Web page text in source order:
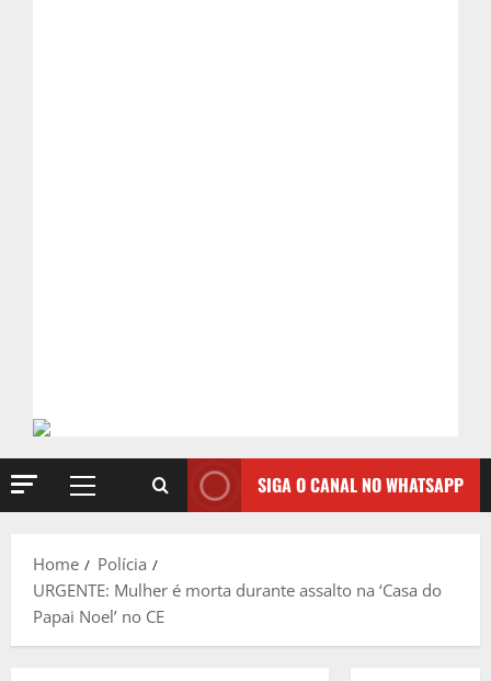
Primary
SIGA O CANAL NO WHATSAPP
Home
Polícia
URGENTE: Mulher é morta durante assalto na ‘Casa do
Papai Noel’ no CE